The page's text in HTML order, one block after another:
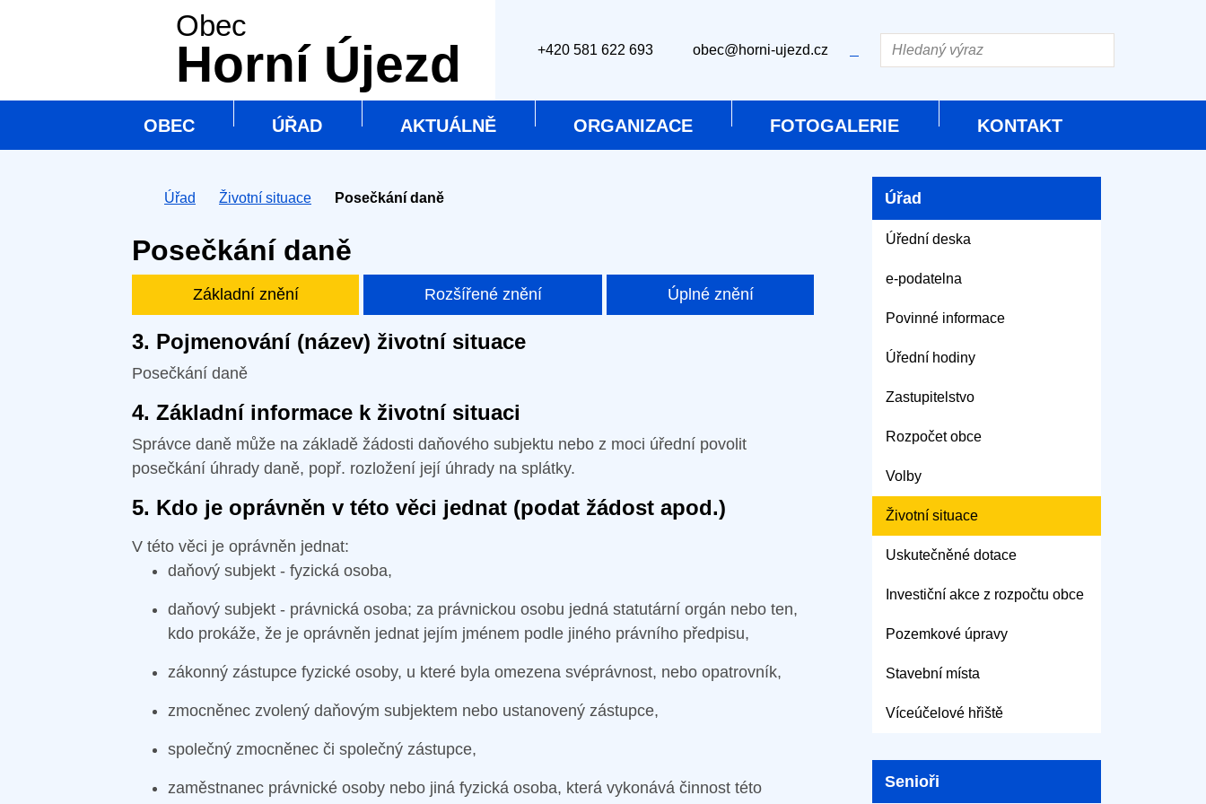
Obec
Horní Újezd +420 581 622 693 obec@horni-ujezd.cz Mapa webu
OBEC ÚŘAD AKTUÁLNĚ ORGANIZACE FOTOGALERIE KONTAKT
Úvodní stránka
Úřad Životní situace Posečkání daně Vytisknout
Posečkání daně
Základní znění Rozšířené znění Úplné znění
3. Pojmenování (název) životní situace
Posečkání daně
4. Základní informace k životní situaci
Správce daně může na základě žádosti daňového subjektu nebo z moci úřední povolit
posečkání úhrady daně, popř. rozložení její úhrady na splátky.
5. Kdo je oprávněn v této věci jednat (podat žádost apod.)
V této věci je oprávněn jednat:
daňový subjekt - fyzická osoba,
daňový subjekt - právnická osoba; za právnickou osobu jedná statutární orgán nebo ten,
kdo prokáže, že je oprávněn jednat jejím jménem podle jiného právního předpisu,
zákonný zástupce fyzické osoby, u které byla omezena svéprávnost, nebo opatrovník,
zmocněnec zvolený daňovým subjektem nebo ustanovený zástupce,
společný zmocněnec či společný zástupce,
zaměstnanec právnické osoby nebo jiná fyzická osoba, která vykonává činnost této
Úřad
Úřední deska
e-podatelna
Povinné informace
Úřední hodiny
Zastupitelstvo
Rozpočet obce
Volby
Životní situace
Uskutečněné dotace
Investiční akce z rozpočtu obce
Pozemkové úpravy
Stavební místa
Víceúčelové hřiště
Senioři